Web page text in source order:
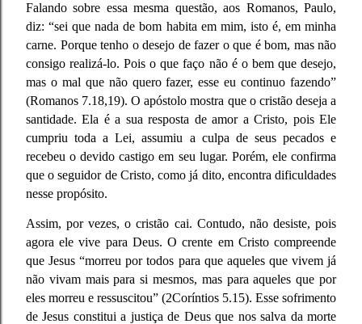
Falando sobre essa mesma questão, aos Romanos, Paulo,
diz: “sei que nada de bom habita em mim, isto é, em minha
carne. Porque tenho o desejo de fazer o que é bom, mas não
consigo realizá-lo. Pois o que faço não é o bem que desejo,
mas o mal que não quero fazer, esse eu continuo fazendo”
(Romanos 7.18,19). O apóstolo mostra que o cristão deseja a
santidade. Ela é a sua resposta de amor a Cristo, pois Ele
cumpriu toda a Lei, assumiu a culpa de seus pecados e
recebeu o devido castigo em seu lugar. Porém, ele confirma
que o seguidor de Cristo, como já dito, encontra dificuldades
nesse propósito.
Assim, por vezes, o cristão cai. Contudo, não desiste, pois
agora ele vive para Deus. O crente em Cristo compreende
que Jesus “morreu por todos para que aqueles que vivem já
não vivam mais para si mesmos, mas para aqueles que por
eles morreu e ressuscitou” (2Coríntios 5.15). Esse sofrimento
de Jesus constitui a justiça de Deus que nos salva da morte